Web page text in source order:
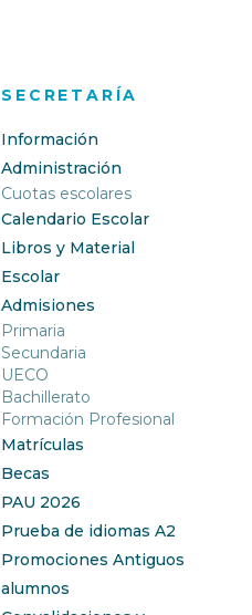
SECRETARÍA
Información
Administración
Cuotas escolares
Calendario Escolar
Libros y Material
Escolar
Admisiones
Primaria
Secundaria
UECO
Bachillerato
Formación Profesional
Matrículas
Becas
PAU 2026
Prueba de idiomas A2
Promociones Antiguos
alumnos